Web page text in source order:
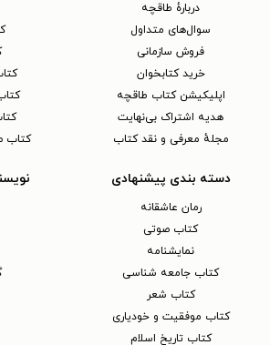
دربارهٔ طاقچه
سوال‌های متداول
فروش سازمانی
خرید کتابخوان
اپلیکیشن کتاب طاقچه
هدیه اشتراک بی‌نهایت
مجلهٔ معرفی و نقد کتاب
کتاب
دسته بندی پیشنهادی
رمان عاشقانه
کتاب‌ صوتی
نمایشنامه
کتاب جامعه شناسی
کتاب شعر
کتاب موفقیت و خودیاری
کتاب تاریخ اسلام